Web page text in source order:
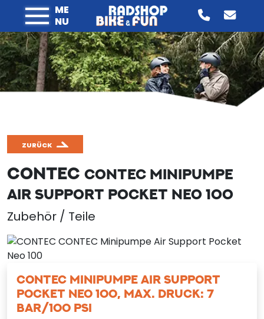
ME
NU
ZURÜCK
CONTEC CONTEC MINIPUMPE
AIR SUPPORT POCKET NEO 100
Zubehör / Teile
CONTEC MINIPUMPE AIR SUPPORT
POCKET NEO 100, MAX. DRUCK: 7
BAR/100 PSI